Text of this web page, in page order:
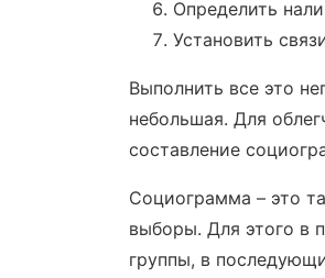
Определить
Установить
Выполнить все это
небольшая. Для
составление
Социограмма – это
выборы. Для этого в
группы, в